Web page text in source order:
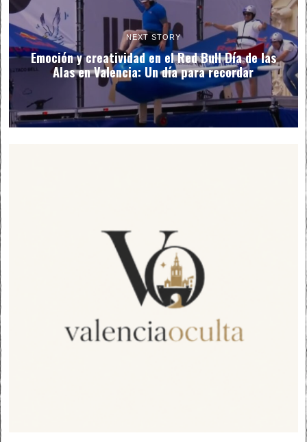
NEXT STORY
Emoción y creatividad en el Red Bull Día de las
Alas en Valencia: Un día para recordar